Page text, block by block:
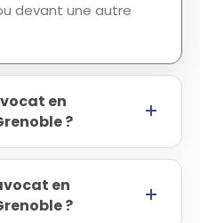
devant une autre
en
?
en
?